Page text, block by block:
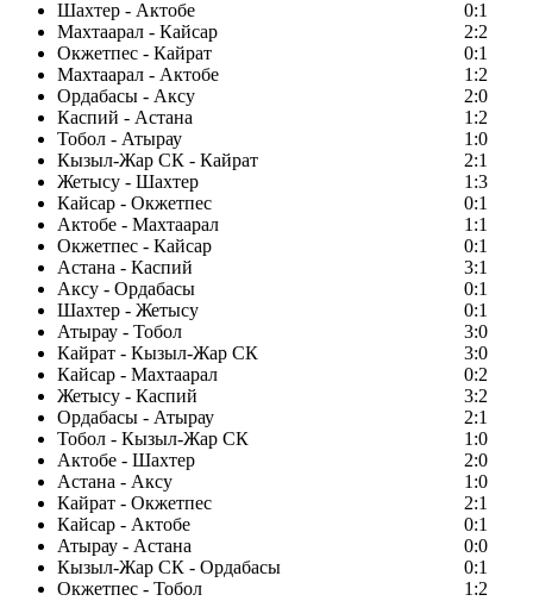
Шахтер - Актобе
0:1
Махтаарал - Кайсар
2:2
Окжетпес - Кайрат
0:1
Махтаарал - Актобе
1:2
Ордабасы - Аксу
2:0
Каспий - Астана
1:2
Тобол - Атырау
1:0
Кызыл-Жар СК - Кайрат
2:1
Жетысу - Шахтер
1:3
Кайсар - Окжетпес
0:1
Актобе - Махтаарал
1:1
Окжетпес - Кайсар
0:1
Астана - Каспий
3:1
Аксу - Ордабасы
0:1
Шахтер - Жетысу
0:1
Атырау - Тобол
3:0
Кайрат - Кызыл-Жар СК
3:0
Кайсар - Махтаарал
0:2
Жетысу - Каспий
3:2
Ордабасы - Атырау
2:1
Тобол - Кызыл-Жар СК
1:0
Актобе - Шахтер
2:0
Астана - Аксу
1:0
Кайрат - Окжетпес
2:1
Кайсар - Актобе
0:1
Атырау - Астана
0:0
Кызыл-Жар СК - Ордабасы
0:1
Окжетпес - Тобол
1:2